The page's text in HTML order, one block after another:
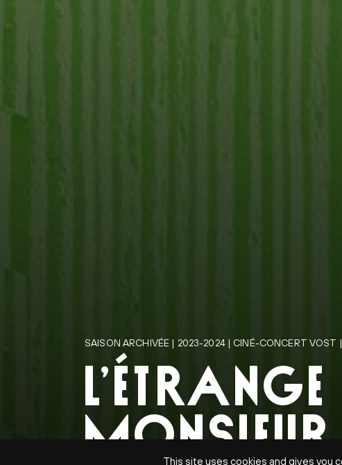
SAISON ARCHIVÉE | 2023-2024 | CINÉ-CONCERT VOST
This site uses cookies and gives you